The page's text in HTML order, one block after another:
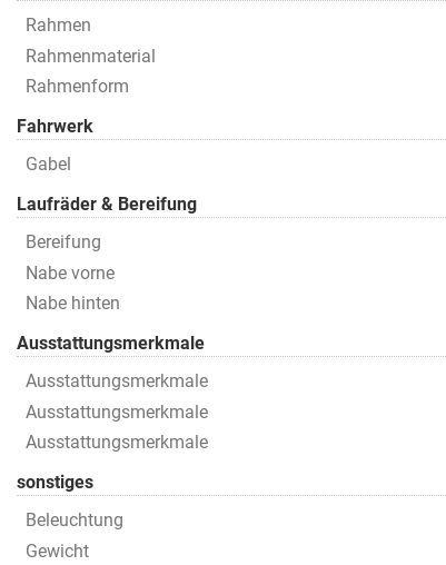
Rahmen
Rahmenmaterial
Rahmenform
Fahrwerk
Gabel
Laufräder & Bereifung
Bereifung
Nabe vorne
Nabe hinten
Ausstattungsmerkmale
Ausstattungsmerkmale
Ausstattungsmerkmale
Ausstattungsmerkmale
sonstiges
Beleuchtung
Gewicht